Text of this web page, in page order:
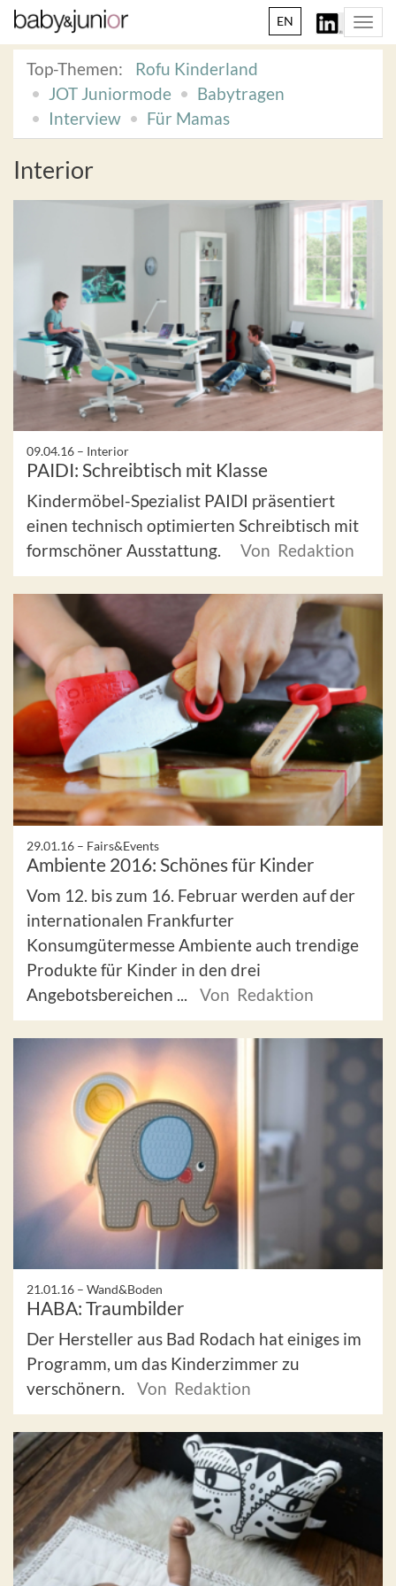
EN
Top-Themen:
Rofu Kinderland
JOT Juniormode
Babytragen
Interview
Für Mamas
Interior
09.04.16 – Interior
PAIDI: Schreibtisch mit Klasse
Kindermöbel-Spezialist PAIDI präsentiert
einen technisch optimierten Schreibtisch mit
formschöner Ausstattung.
Von Redaktion
29.01.16 – Fairs&Events
Ambiente 2016: Schönes für Kinder
Vom 12. bis zum 16. Februar werden auf der
internationalen Frankfurter
Konsumgütermesse Ambiente auch trendige
Produkte für Kinder in den drei
Angebotsbereichen ...
Von Redaktion
21.01.16 – Wand&Boden
HABA: Traumbilder
Der Hersteller aus Bad Rodach hat einiges im
Programm, um das Kinderzimmer zu
verschönern.
Von Redaktion